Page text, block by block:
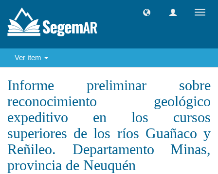
Ver ítem
Informe preliminar sobre
reconocimiento geológico
expeditivo en los cursos
superiores de los ríos Guañaco y
Reñileo. Departamento Minas,
provincia de Neuquén